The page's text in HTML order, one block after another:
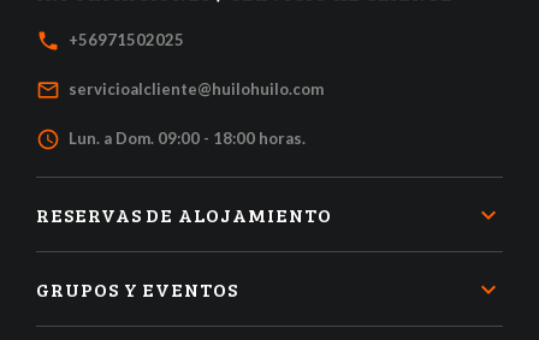
local_phone +56971502025
mail_outline servicioalcliente@huilohuilo.com
access_time Lun. a Dom. 09:00 - 18:00 horas.
RESERVAS DE ALOJAMIENTO
GRUPOS Y EVENTOS